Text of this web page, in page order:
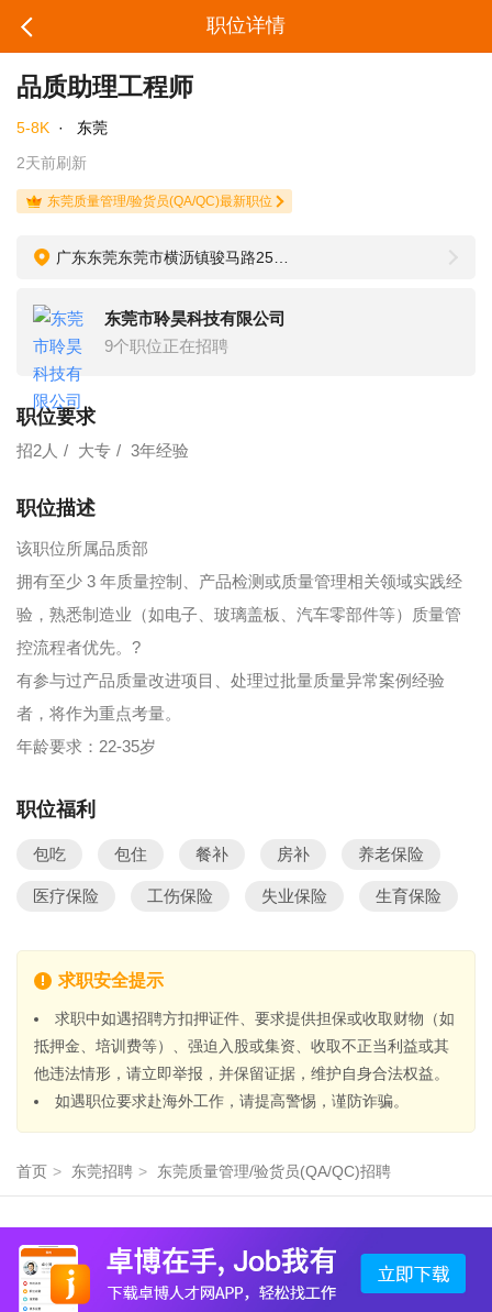
职位详情
品质助理工程师
5-8K ·
东莞
2天前刷新
东莞质量管理/验货员(QA/QC)最新职位
东莞市聆昊科技有限公司
9个职位正在招聘
职位要求
招2人 大专 3年经验
职位描述
该职位所属品质部
拥有至少 3 年质量控制、产品检测或质量管理相关领域实践经
验，熟悉制造业（如电子、玻璃盖板、汽车零部件等）质量管
控流程者优先。?
有参与过产品质量改进项目、处理过批量质量异常案例经验
者，将作为重点考量。
年龄要求：22-35岁
职位福利
包吃 包住 餐补 房补 养老保险
医疗保险 工伤保险 失业保险 生育保险
求职安全提示
求职中如遇招聘方扣押证件、要求提供担保或收取财物（如
抵押金、培训费等）、强迫入股或集资、收取不正当利益或其
他违法情形，请立即举报，并保留证据，维护自身合法权益。
如遇职位要求赴海外工作，请提高警惕，谨防诈骗。
首页 > 东莞招聘 > 东莞质量管理/验货员(QA/QC)招聘